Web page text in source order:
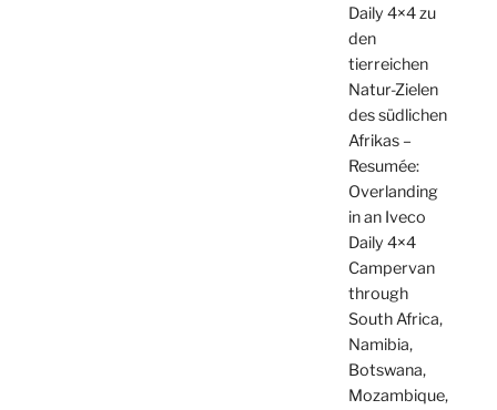
Daily 4×4 zu
den
tierreichen
Natur-Zielen
des südlichen
Afrikas –
Resumée:
Overlanding
in an Iveco
Daily 4×4
Campervan
through
South Africa,
Namibia,
Botswana,
Mozambique,